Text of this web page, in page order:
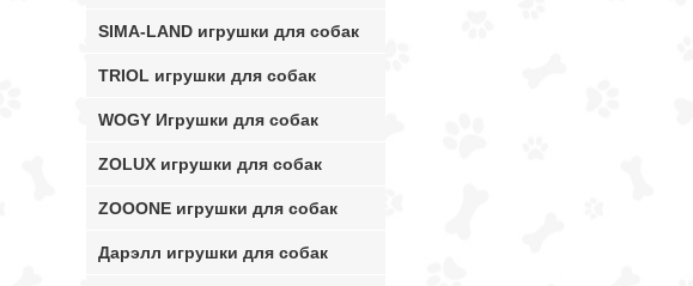
SIMA-LAND игрушки для собак
TRIOL игрушки для собак
WOGY Игрушки для собак
ZOLUX игрушки для собак
ZOOONE игрушки для собак
Дарэлл игрушки для собак